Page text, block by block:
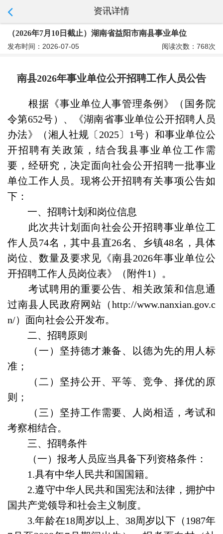
资讯详情
（2026年7月10日截止）湖南省益阳市南县事业单位
发布时间：2026-07-05 阅读次数：768次
南县2026年事业单位公开招聘工作人员公告
根据《事业单位人事管理条例》（国务院
令第652号）、《湖南省事业单位公开招聘人员
办法》（湘人社规〔2025〕1号）和事业单位公
开招聘有关政策，结合我县事业单位工作需
要，经研究，决定面向社会公开招聘一批事业
单位工作人员。现将公开招聘有关事项公告如
下：
一、招聘计划和岗位信息
此次共计划面向社会公开招聘事业单位工
作人员74名，其中县直26名、乡镇48名，具体
岗位、数量及要求见《南县2026年事业单位公
开招聘工作人员岗位表》（附件1）。
考试聘用的重要公告、相关政策和信息通
过南县人民政府网站（http://www.nanxian.gov.c
n/）面向社会公开发布。
二、招聘原则
（一）坚持德才兼备、以德为先的用人标
准；
（二）坚持公开、平等、竞争、择优的原
则；
（三）坚持工作需要、人岗相适，考试和
考察相结合。
三、招聘条件
（一）报考人员应当具备下列资格条件：
1.具有中华人民共和国国籍。
2.遵守中华人民共和国宪法和法律，拥护中
国共产党领导和社会主义制度。
3.年龄在18周岁以上、38周岁以下（1987年